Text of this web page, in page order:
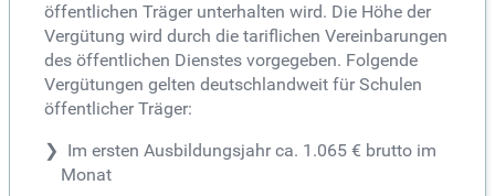
öffentlichen Träger unterhalten wird. Die Höhe der
Vergütung wird durch die tariflichen Vereinbarungen
des öffentlichen Dienstes vorgegeben. Folgende
Vergütungen gelten deutschlandweit für Schulen
öffentlicher Träger:
Im ersten Ausbildungsjahr ca. 1.065 € brutto im
Monat